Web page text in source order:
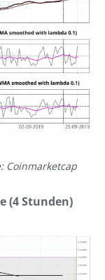
Coinmarketcap
(4 Stunden)